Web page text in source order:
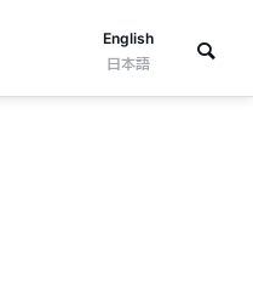
English
日本語